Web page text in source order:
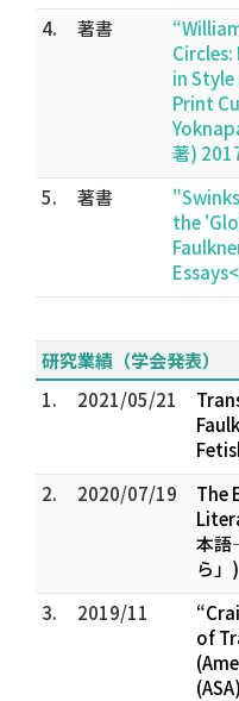
4.
著書
in Style
Print
著)
5.
著書
the
研究業績（学会発表）
1.
2021/05/21
2.
2020/07/19
The
本語
ら」)
3.
2019/11
of